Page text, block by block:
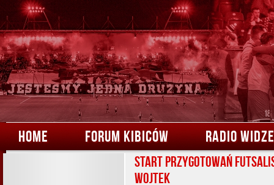
HOME FORUM KIBICÓW RADIO
Start przygotowań
Wojtek